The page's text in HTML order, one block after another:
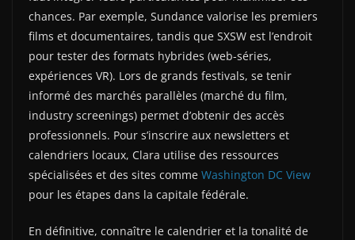
chances. Par exemple, Sundance valorise les premiers
films et documentaires, tandis que SXSW est l’endroit
pour tester des formats hybrides (web-séries,
expériences VR). Lors de grands festivals, se tenir
informé des marchés parallèles (marché du film,
industry screenings) permet d’obtenir des accès
professionnels. Pour s’inscrire aux newsletters et
calendriers locaux, Clara utilise des ressources
spécialisées et des sites comme Washington DC View
pour les étapes dans la capitale fédérale.
En définitive, connaître le calendrier et la tonalité de